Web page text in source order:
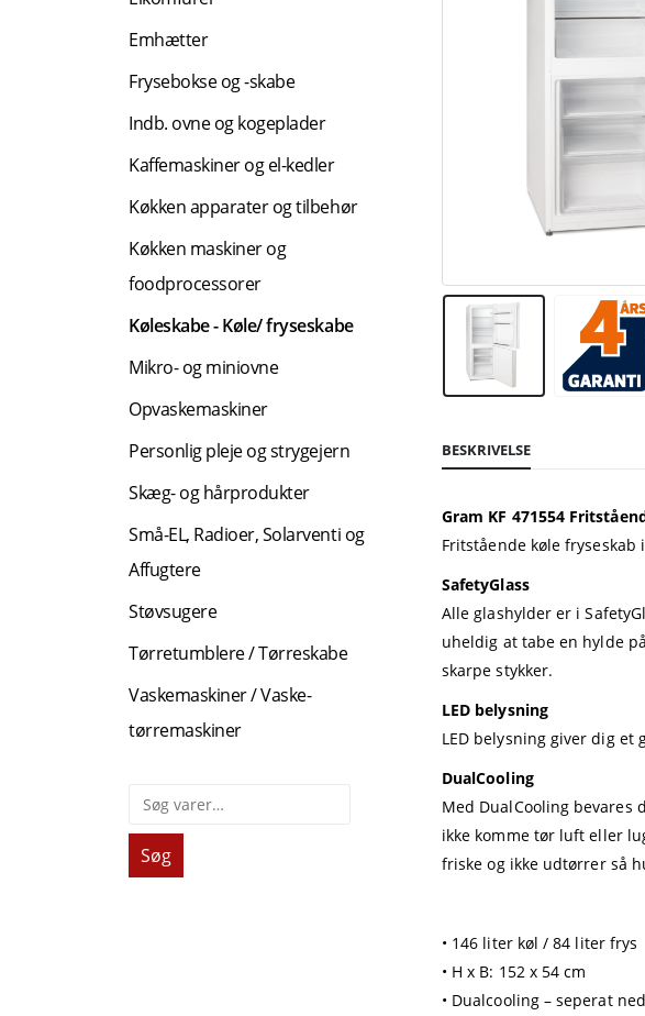
BESKRIVELSE
Gram KF 471554
Fritstående køle
SafetyGlass
Alle glashylder er i
uheldig at tabe en hylde
skarpe stykker.
LED belysning
LED belysning giver dig
DualCooling
Med DualCooling
ikke komme tør luft eller
friske og ikke udtørrer så
• 146 liter køl / 84 liter frys
• H x B: 152 x 54 cm
• Dualcooling – seperat
Emhætter
Frysebokse og -skabe
Indb. ovne og kogeplader
Kaffemaskiner og el-kedler
Køkken apparater og tilbehør
Køkken maskiner og
foodprocessorer
Køleskabe - Køle/ fryseskabe
Mikro- og miniovne
Opvaskemaskiner
Personlig pleje og strygejern
Skæg- og hårprodukter
Små-EL, Radioer, Solarventi og
Affugtere
Støvsugere
Tørretumblere / Tørreskabe
Vaskemaskiner / Vaske-
tørremaskiner
Søg